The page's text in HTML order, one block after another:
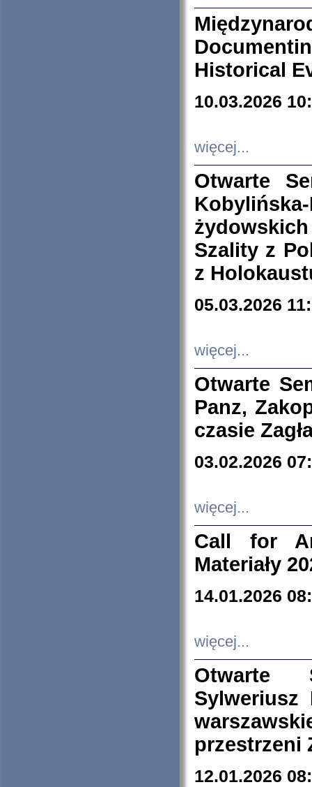
Historical
10.03.2026
więcej...
Otwarte
Szality z
z
05.03.2026
więcej...
Otwarte
Panz,
czasie
03.02.2026
więcej...
Call for
Materiały
14.01.2026
więcej...
Otwarte
Sylweriusz
przestrzeni
12.01.2026